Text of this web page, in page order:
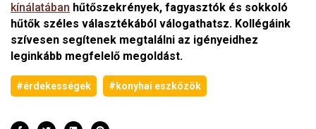
kínálatában hűtőszekrények, fagyasztók és sokkoló
hűtők széles választékából válogathatsz. Kollégáink
szívesen segítenek megtalálni az igényeidhez
leginkább megfelelő megoldást.
#érdekességek #konyhai eszközök